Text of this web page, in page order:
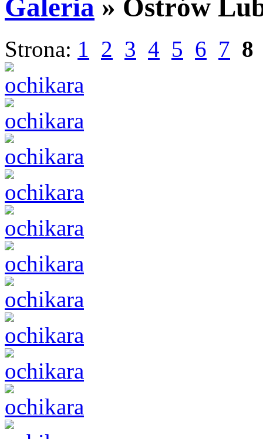
Galeria » Ostrów
Strona: 1 2 3 4 5 6 7 8